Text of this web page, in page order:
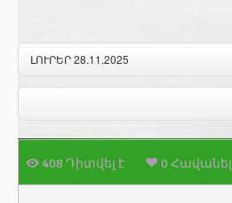
ԼՈՒՐԵՐ 28.11.2025
408 Դիտվել է 0 Հավանել